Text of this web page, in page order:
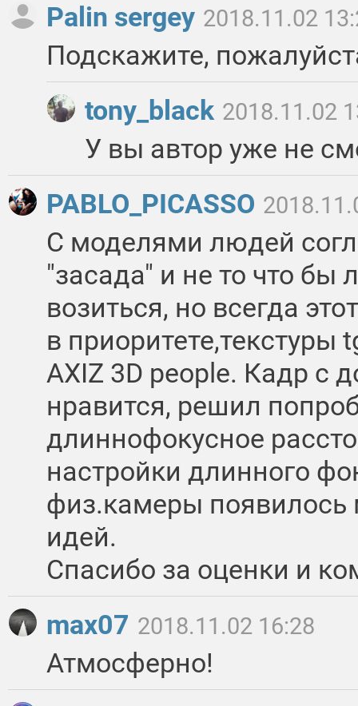
Palin sergey 2018.11.02
Подскажите,
tony_black 2018.11.02
У вы автор уже не
PABLO_PICASSO
С моделями людей
"засада" и не то что бы
возиться, но всегда
в
AXIZ 3D people. Кадр с
нравится, решил
длиннофокусное
настройки длинного
физ.камеры появилось
идей.
Спасибо за оценки и
max07 2018.11.02 16:28
Атмосферно!